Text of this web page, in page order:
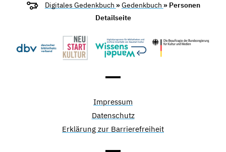
Digitales Gedenkbuch »Gedenkbuch » Personen
Detailseite
Impressum
Datenschutz
Erklärung zur Barrierefreiheit